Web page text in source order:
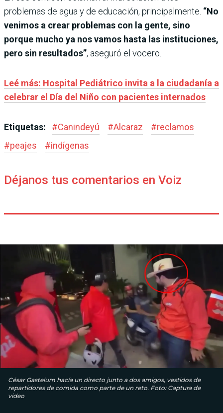
problemas de agua y de educación, principalmente. “No
venimos a crear problemas con la gente, sino
porque mucho ya nos vamos hasta las instituciones,
pero sin resultados”, aseguró el vocero.
Leé más: Hospital Pediátrico invita a la ciudadanía a
celebrar el Día del Niño con pacientes internados
Etiquetas: #Canindeyú #Alcaraz #reclamos
#peajes #indígenas
Déjanos tus comentarios en Voiz
César Gastelum hacía un directo junto a dos amigos, vestidos de
repartidores de comida como parte de un reto. Foto: Captura de
video